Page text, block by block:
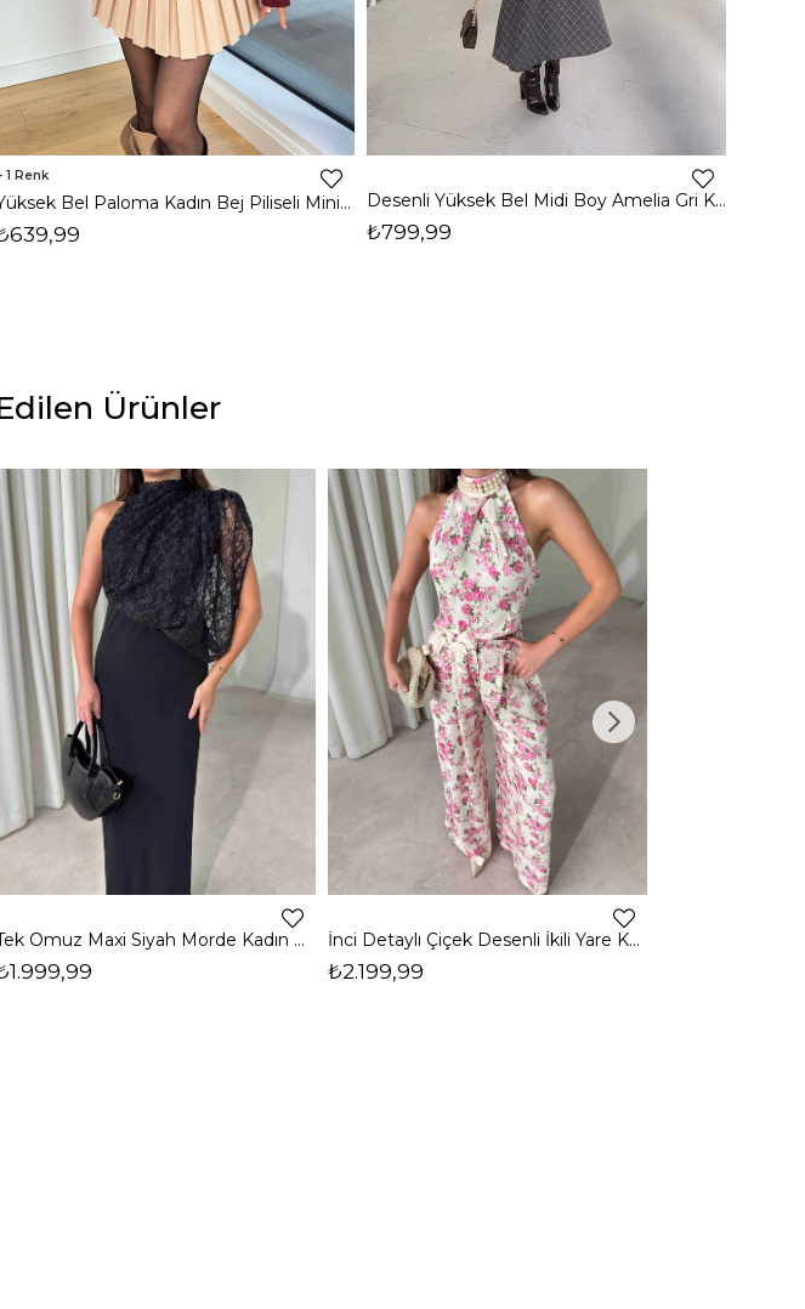
1
Yüksek Bel Paloma Kadın Bej Piliseli Mini Etek 24k412 Desenli Yüksek Bel Midi Boy Amelia Gri Kadın Etek 26K365
₺799,99
Ürünler
Tek Omuz Maxi Siyah Morde Kadın Elbise 26Y513 İnci Detaylı Çiçek Desenli İkili Yare Kadın Takım 26Y508
₺2.199,99